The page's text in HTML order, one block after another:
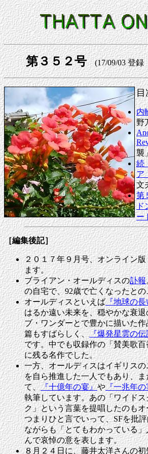
第３５２号(17/09/03 登録
目
内
野
襲
続
ア
文
第
ド
ー
［編集後記］
２０１７年９月号、オンライン
ます。
ブライアン・オールディスの訃報
の自宅で、92歳で亡くなったとの
オールディスといえば『地球の長
はるか遠い未来を、穏やかな衰
ブ・ワンダーとで豊かに描いた
篇もすばらしく、『爆発星雲の伝
です。中でも収録作の「賛美歌
に残る名作でした。
一方、オールディスはイギリス
を自ら推進した一人でもあり、
て、『十億年の宴』や『一兆年の
執筆しています。あの「ワイド
ク」という言葉を提唱したのも
つまりひと言でいって、SFを批
ながらも「とてもわかっている
んで哀悼の意を表します。
８月２４日に、藤井太洋さんの初